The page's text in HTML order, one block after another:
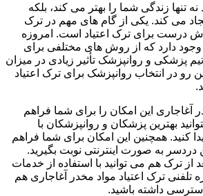
نه تنها زندگی شما را بهتر می کند، بلکه
می کند. یکی از گام های مهم در ترک
درست برای ترک اعتیاد است. امروزه
وجود دارد که از روش های مختلفی برای
پزشکی و روانپزشک تأثیر زیادی در میزان
رو در انتخاب روانپزشک برای ترک اعتیاد
آغاجاری این امکان را برای شما فراهم
بهترین پزشکان و روانپزشکان با
کنید. همچنین این امکان برای شما فراهم
به صورت اینترنتی نوبت بگیرید.
از ترک هم می توانید با استفاده از خدمات
تلفنی ترک اعتیاد مواد مخدر آغاجاری هم
داشته باشید.